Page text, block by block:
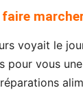
voyait le
vous